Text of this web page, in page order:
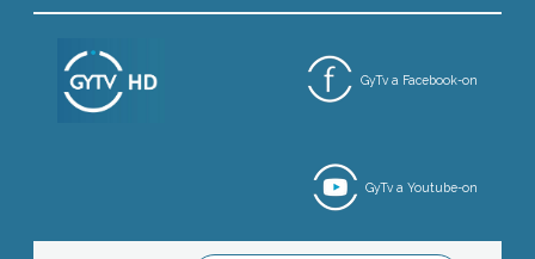
GyTv a Facebook-on
GyTv a Youtube-on